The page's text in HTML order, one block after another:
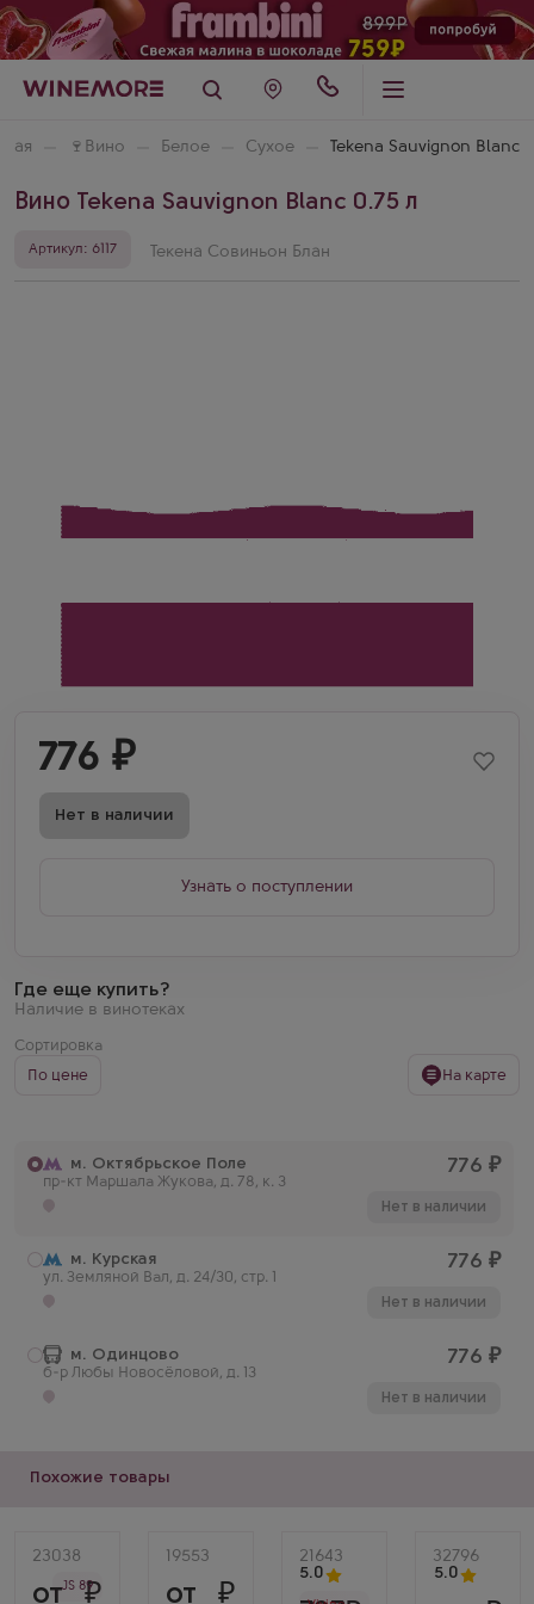
🍷 Вино Белое Сухое Tekena Sauvignon Blanc
Вино Tekena Sauvignon Blanc 0.75 л
Артикул: 6117 Текена Совиньон Блан
776 ₽
Нет в наличии
Узнать о поступлении
Где еще купить?
Наличие в винотеках
Сортировка
По цене
На карте
м. Октябрьское Поле
пр-кт Маршала Жукова, д. 78, к. 3
776 ₽
Нет в наличии
м. Курская
ул. Земляной Вал, д. 24/30, стр. 1
776 ₽
Нет в наличии
м. Одинцово
б-р Любы Новосёловой, д. 13
776 ₽
Нет в наличии
Похожие товары
Артикул
23038
JS 89
от
Сухое
Артикул
19553
от
Сухое
Артикул
21643
5.0
Артикул
32796
5.0